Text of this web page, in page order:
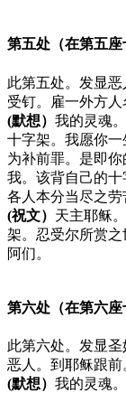
第五处（在第五座
此第五处。发显
受钉。雇一外方人
(默想） 我的灵魂
十字架。我愿你一
为补前罪。是即
我。该背自己的
各人本分当尽之劳
(祝文） 天主耶稣
架。忍受尔所赏之
阿们。
第六处（在第六座
此第六处。发显
恶人。到耶稣跟前
(默想） 我的灵魂